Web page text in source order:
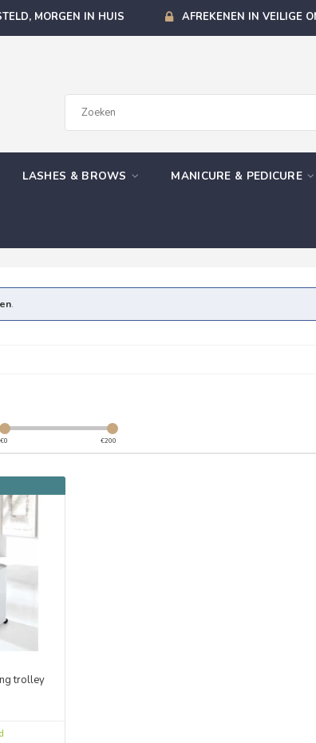
MORGEN IN HUIS AFREKENEN IN VEILIGE
LASHES & BROWS MANICURE & PEDICURE
.
€0 €200
trolley